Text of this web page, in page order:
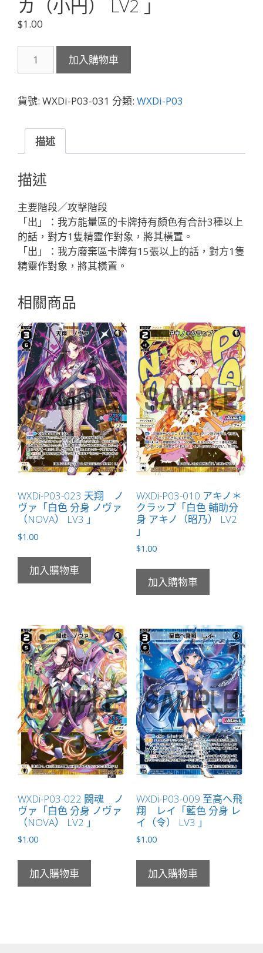
カ（小円） LV2 」
$1.00
P03-
マ
カ
／
ア
レ
ン
ジ
「藍
色
輔
助
身
ド
カ
（小
円）
LV2
」
數
量
加入購物車
貨號: WXDi-P03-031 分類: WXDi-P03
描述
描述
主要階段／攻擊階段
「出」：我方能量區的卡牌持有顏色有合計3種以上
的話，對方1隻精靈作對象，將其橫置。
「出」：我方廢棄區卡牌有15張以上的話，對方1隻
精靈作對象，將其橫置。
相關商品
WXDi-P03-023 天翔 ノ
ヴァ「白色 分身 ノヴァ
（NOVA） LV3 」
$1.00
加入購物車
WXDi-P03-010 アキノ＊
クラップ「白色 輔助分
身 アキノ（昭乃） LV2
」
$1.00
加入購物車
WXDi-P03-022 闘魂 ノ
ヴァ「白色 分身 ノヴァ
（NOVA） LV2 」
$1.00
加入購物車
WXDi-P03-009 至高へ飛
翔 レイ「藍色 分身 レ
イ（令） LV3 」
$1.00
加入購物車